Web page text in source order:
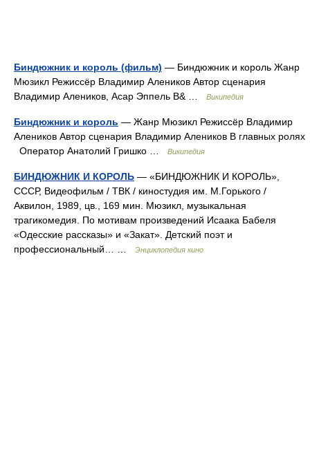
Биндюжник и король (фильм) — Биндюжник и король Жанр
Мюзикл Режиссёр Владимир Алеников Автор сценария
Владимир Алеников, Асар Эппель В& …
Википедия
Биндюжник и король — Жанр Мюзикл Режиссёр Владимир
Алеников Автор сценария Владимир Алеников В главных ролях
Оператор Анатолий Гришко …
Википедия
БИНДЮЖНИК И КОРОЛЬ — «БИНДЮЖНИК И КОРОЛЬ»,
СССР, Видеофильм / ТВК / киностудия им. М.Горького /
Аквилон, 1989, цв., 169 мин. Мюзикл, музыкальная
трагикомедия. По мотивам произведений Исаака Бабеля
«Одесские рассказы» и «Закат». Детский поэт и
профессиональный… …
Энциклопедия кино